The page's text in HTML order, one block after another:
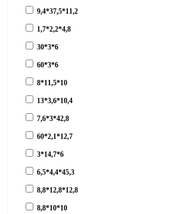
9,4*37,5*11,2
1,7*2,2*4,8
30*3*6
60*3*6
8*11,5*10
13*3,6*10,4
7,6*3*42,8
60*2,1*12,7
3*14,7*6
6,5*4,4*45,3
8,8*12,8*12,8
8,8*10*10